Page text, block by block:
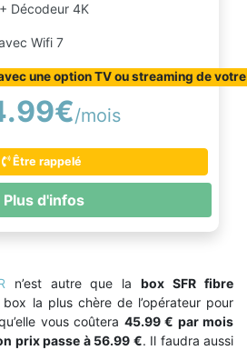
Décodeur 4K
Wifi 7
une option TV ou streaming de
/mois
Être rappelé
Plus d'infos
n’est autre que labox SFR fibre
la plus chère de l’opérateur pour
vous coûtera 45.99 € par mois
prix passe à 56.99 €. Il faudra aussi